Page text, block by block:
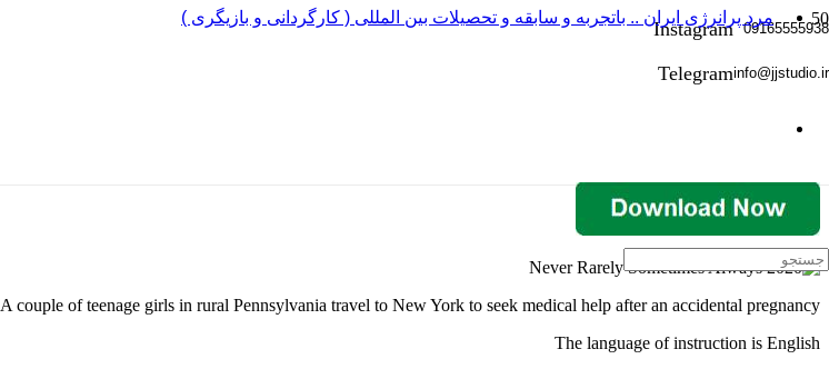
09165555938
info@jjstudio.ir
Instagram
Telegram
مرد پرانرژی ایران .. باتجربه و سابقه و تحصیلات بین المللی ( کارگردانی و بازیگری )
A couple of teenage girls in rural Pennsylvania travel to New York to seek medical help after an accidental pregnancy.
The language of instruction is English